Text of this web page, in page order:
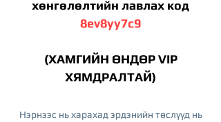
хөнгөлөлтийн лавлах код
8ev8yy7c9
(ХАМГИЙН ӨНДӨР VIP
ХЯМДРАЛТАЙ)
Нэрнээс нь харахад эрдэнийн төслүүд нь